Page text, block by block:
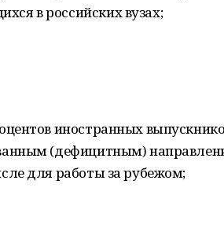
в российских вузах;
иностранных
(дефицитным)
для работы за рубежом;